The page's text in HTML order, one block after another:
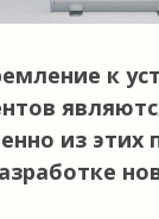
к
из этих